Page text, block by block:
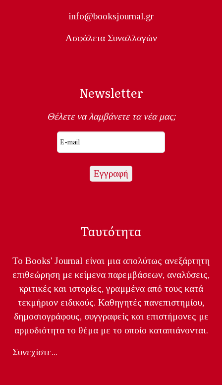
info@booksjournal.gr
Ασφάλεια Συναλλαγών
Newsletter
Θέλετε να λαμβάνετε τα νέα μας;
Ταυτότητα
Το Books' Journal είναι μια απολύτως ανεξάρτητη
επιθεώρηση με κείμενα παρεμβάσεων, αναλύσεις,
κριτικές και ιστορίες, γραμμένα από τους κατά
τεκμήριον ειδικούς. Καθηγητές πανεπιστημίου,
δημοσιογράφους, συγγραφείς και επιστήμονες με
αρμοδιότητα το θέμα με το οποίο καταπιάνονται.
Συνεχίστε...